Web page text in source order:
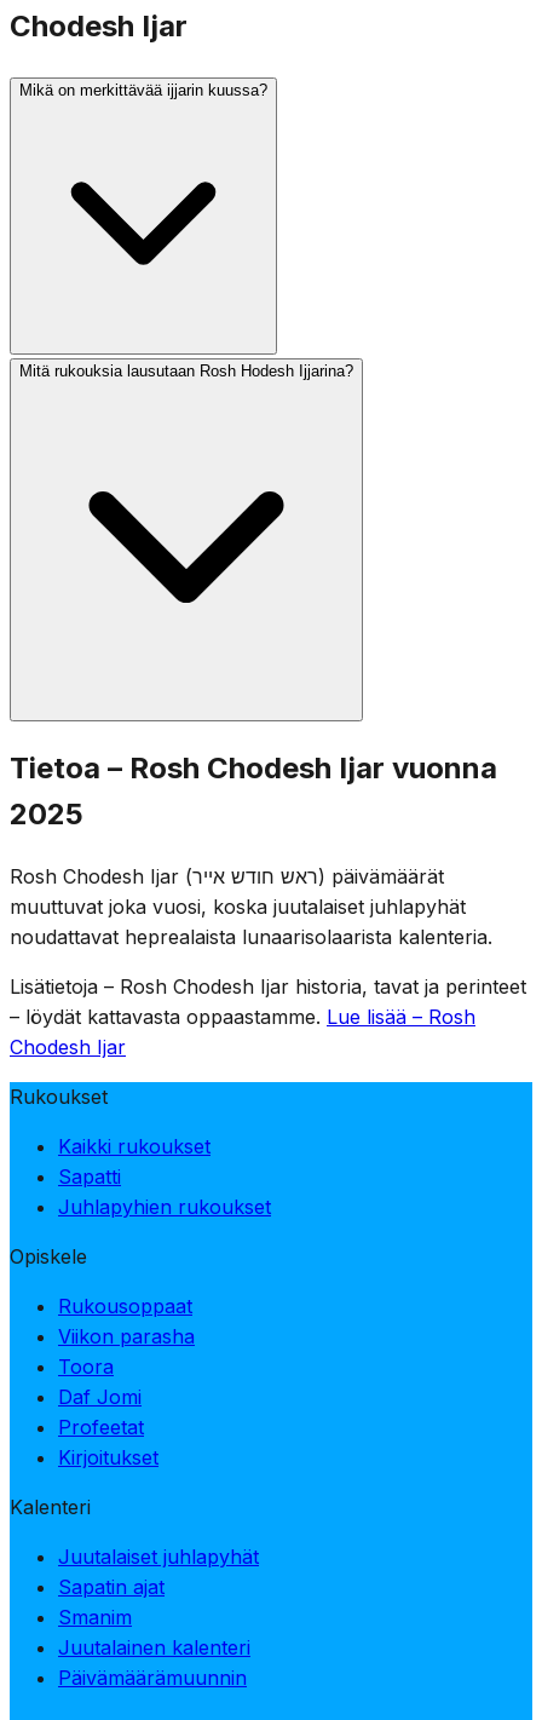
Chodesh Ijar
Mikä on merkittävää ijjarin kuussa?
HaAtsmaut (5. päivä) osuvat ijjariin. Kuukausi liitetään
parantamiseen — ijjarin heprealaiset kirjaimet
muodostavat lyhenteen sanoista 'Ani Hashem Rofecha'
(Minä olen Herra, sinun parantajasi).
Mitä rukouksia lausutaan Rosh Hodesh Ijjarina?
Tavanomaiset Rosh Hodesh -rukoukset lausutaan:
puolikas Hallel, Ya'ale V'Yavo, Toora-luku ja Musaf.
Koska Rosh Hodesh Ijjar osuu Omer-kauden sisään,
puolisuruajan tavat pysyvät voimassa myös itse Rosh
Hodesh -päivänä.
Tietoa – Rosh Chodesh Ijar vuonna
2025
Rosh Chodesh Ijar (ראש חודש אייר) päivämäärät
muuttuvat joka vuosi, koska juutalaiset juhlapyhät
noudattavat heprealaista lunaarisolaarista kalenteria.
Lisätietoja – Rosh Chodesh Ijar historia, tavat ja perinteet
– löydät kattavasta oppaastamme. Lue lisää – Rosh
Chodesh Ijar
Rukoukset
Kaikki rukoukset
Sapatti
Juhlapyhien rukoukset
Opiskele
Rukousoppaat
Viikon parasha
Toora
Daf Jomi
Profeetat
Kirjoitukset
Kalenteri
Juutalaiset juhlapyhät
Sapatin ajat
Smanim
Juutalainen kalenteri
Päivämäärämuunnin